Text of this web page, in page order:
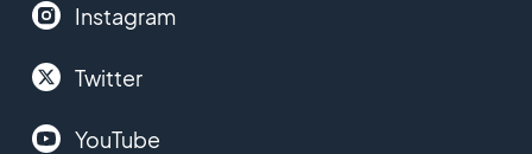
Instagram
Twitter
YouTube